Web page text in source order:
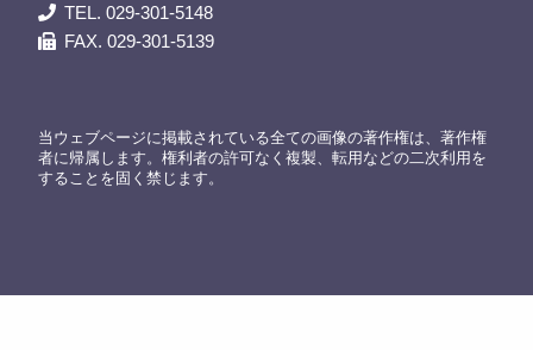
TEL. 029-301-5148
FAX. 029-301-5139
当ウェブページに掲載されている全ての画像の著作権は、著作権
者に帰属します。権利者の許可なく複製、転用などの二次利用を
することを固く禁じます。